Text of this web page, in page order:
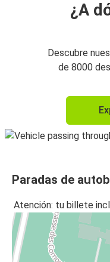
¿A
Descubre
de 8000
Paradas de
Atención: tu billete